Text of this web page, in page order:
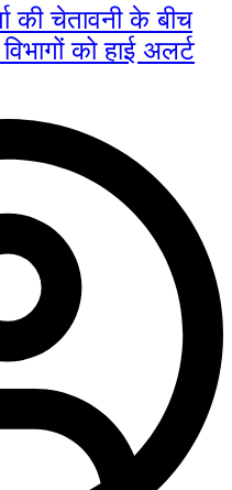
की चेतावनी के बीच
को हाई अलर्ट